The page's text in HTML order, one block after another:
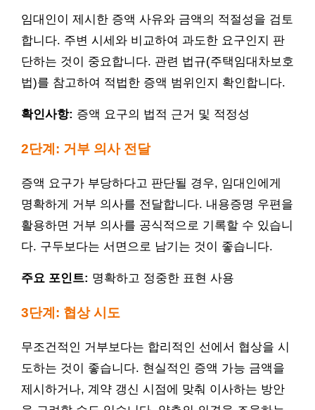
임대인이 제시한 증액 사유와 금액의 적절성을 검토
합니다. 주변 시세와 비교하여 과도한 요구인지 판
단하는 것이 중요합니다. 관련 법규(주택임대차보호
법)를 참고하여 적법한 증액 범위인지 확인합니다.
확인사항: 증액 요구의 법적 근거 및 적정성
2단계: 거부 의사 전달
증액 요구가 부당하다고 판단될 경우, 임대인에게
명확하게 거부 의사를 전달합니다. 내용증명 우편을
활용하면 거부 의사를 공식적으로 기록할 수 있습니
다. 구두보다는 서면으로 남기는 것이 좋습니다.
주요 포인트: 명확하고 정중한 표현 사용
3단계: 협상 시도
무조건적인 거부보다는 합리적인 선에서 협상을 시
도하는 것이 좋습니다. 현실적인 증액 가능 금액을
제시하거나, 계약 갱신 시점에 맞춰 이사하는 방안